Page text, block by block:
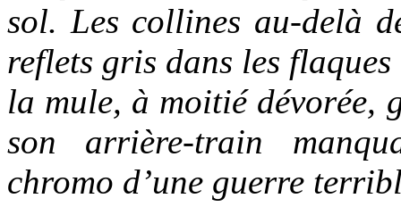
sol. Les collines au-delà
reflets gris dans les
la mule, à moitié dévorée,
son arrière-train
chromo d’une guerre